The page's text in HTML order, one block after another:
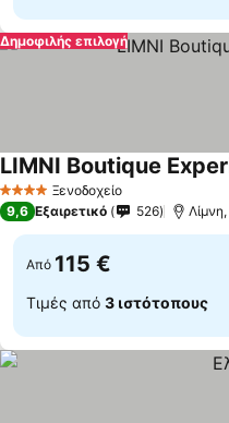
Δημοφιλής επιλογή
4 ΑστέριαΞενοδοχείο
LIMNI Boutique
9,6 Εξαιρετικό 526
Από 115 €
Τιμές από 3 ιστότοπους